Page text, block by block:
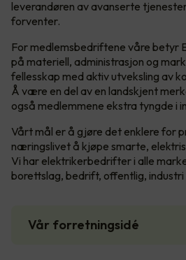
leverandøren av avanserte
forventer.
For medlemsbedriftene våre betyr
på materiell, administrasjon og
fellesskap med aktiv utveksling av
Å være en del av en landskjent
også medlemmene ekstra tyngde i
Vårt mål er å gjøre det enklere for
næringslivet å kjøpe smarte,
Vi har elektrikerbedrifter i alle
borettslag, bedrift, offentlig, industri
Vår forretningsidé